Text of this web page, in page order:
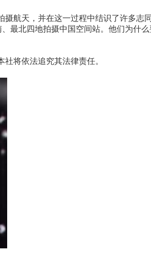
航天，并在这一过程中结识了许多志
最北四地拍摄中国空间站。他们为什
将依法追究其法律责任。